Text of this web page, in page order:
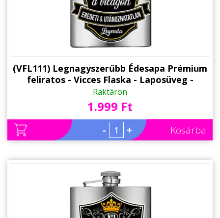
(VFL111) Legnagyszerűbb Édesapa Prémium
feliratos - Vicces Flaska - Laposüveg -
Ajándék Apának
Raktáron
1.999 Ft
- + Kosárba